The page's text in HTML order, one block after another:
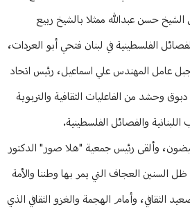
حسن عبدالله ممثلا بالشيخ ربيع
الفلسطينية في لبنان فتحي أبو العردات،
عامل المهندس علي اسماعيل، رئيس اتحاد
وحشد من الفاعليات الثقافية والتربوية
اللبنانية والفصائل الفلسطينية.
وألقى رئيس جمعية "هلا صور" الدكتور
السنين العجاف التي يمر بها وطننا والأمة
الثقافي، وأمام الهجمة والغزو الثقافي الذي